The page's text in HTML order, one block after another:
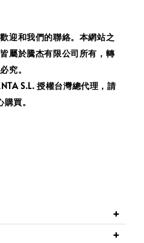
迎和我們的聯絡。 本網站之
屬於騰杰有限公司所有，轉
究。
S.L. 授權台灣總代理，請
購買。